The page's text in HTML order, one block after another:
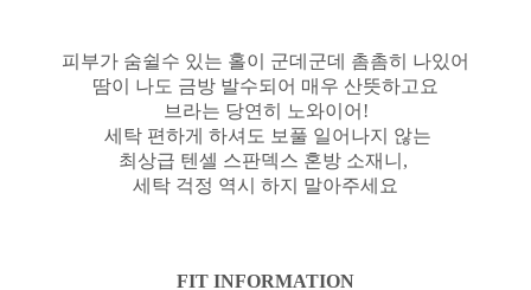
피부가 숨쉴수 있는 홀이 군데군데 촘촘히 나있어
땀이 나도 금방 발수되어 매우 산뜻하고요
브라는 당연히 노와이어!
세탁 편하게 하셔도 보풀 일어나지 않는
최상급 텐셀 스판덱스 혼방 소재니,
세탁 걱정 역시 하지 말아주세요
FIT INFORMATION